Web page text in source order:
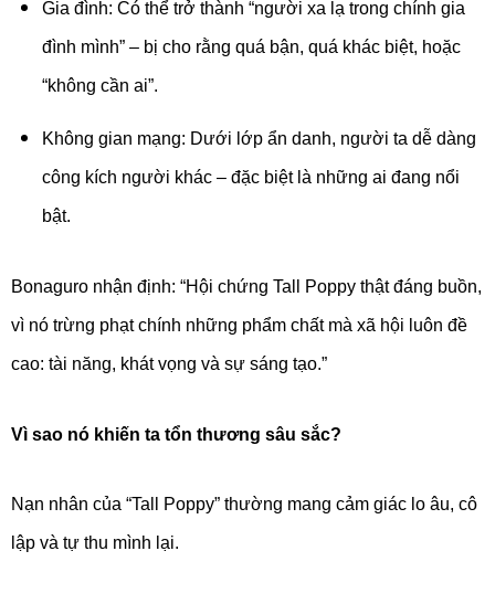
Gia đình: Có thể trở thành “người xa lạ trong chính gia
đình mình” – bị cho rằng quá bận, quá khác biệt, hoặc
“không cần ai”.
Không gian mạng: Dưới lớp ẩn danh, người ta dễ dàng
công kích người khác – đặc biệt là những ai đang nổi
bật.
Bonaguro nhận định: “Hội chứng Tall Poppy thật đáng buồn,
vì nó trừng phạt chính những phẩm chất mà xã hội luôn đề
cao: tài năng, khát vọng và sự sáng tạo.”
Vì sao nó khiến ta tổn thương sâu sắc?
Nạn nhân của “Tall Poppy” thường mang cảm giác lo âu, cô
lập và tự thu mình lại.